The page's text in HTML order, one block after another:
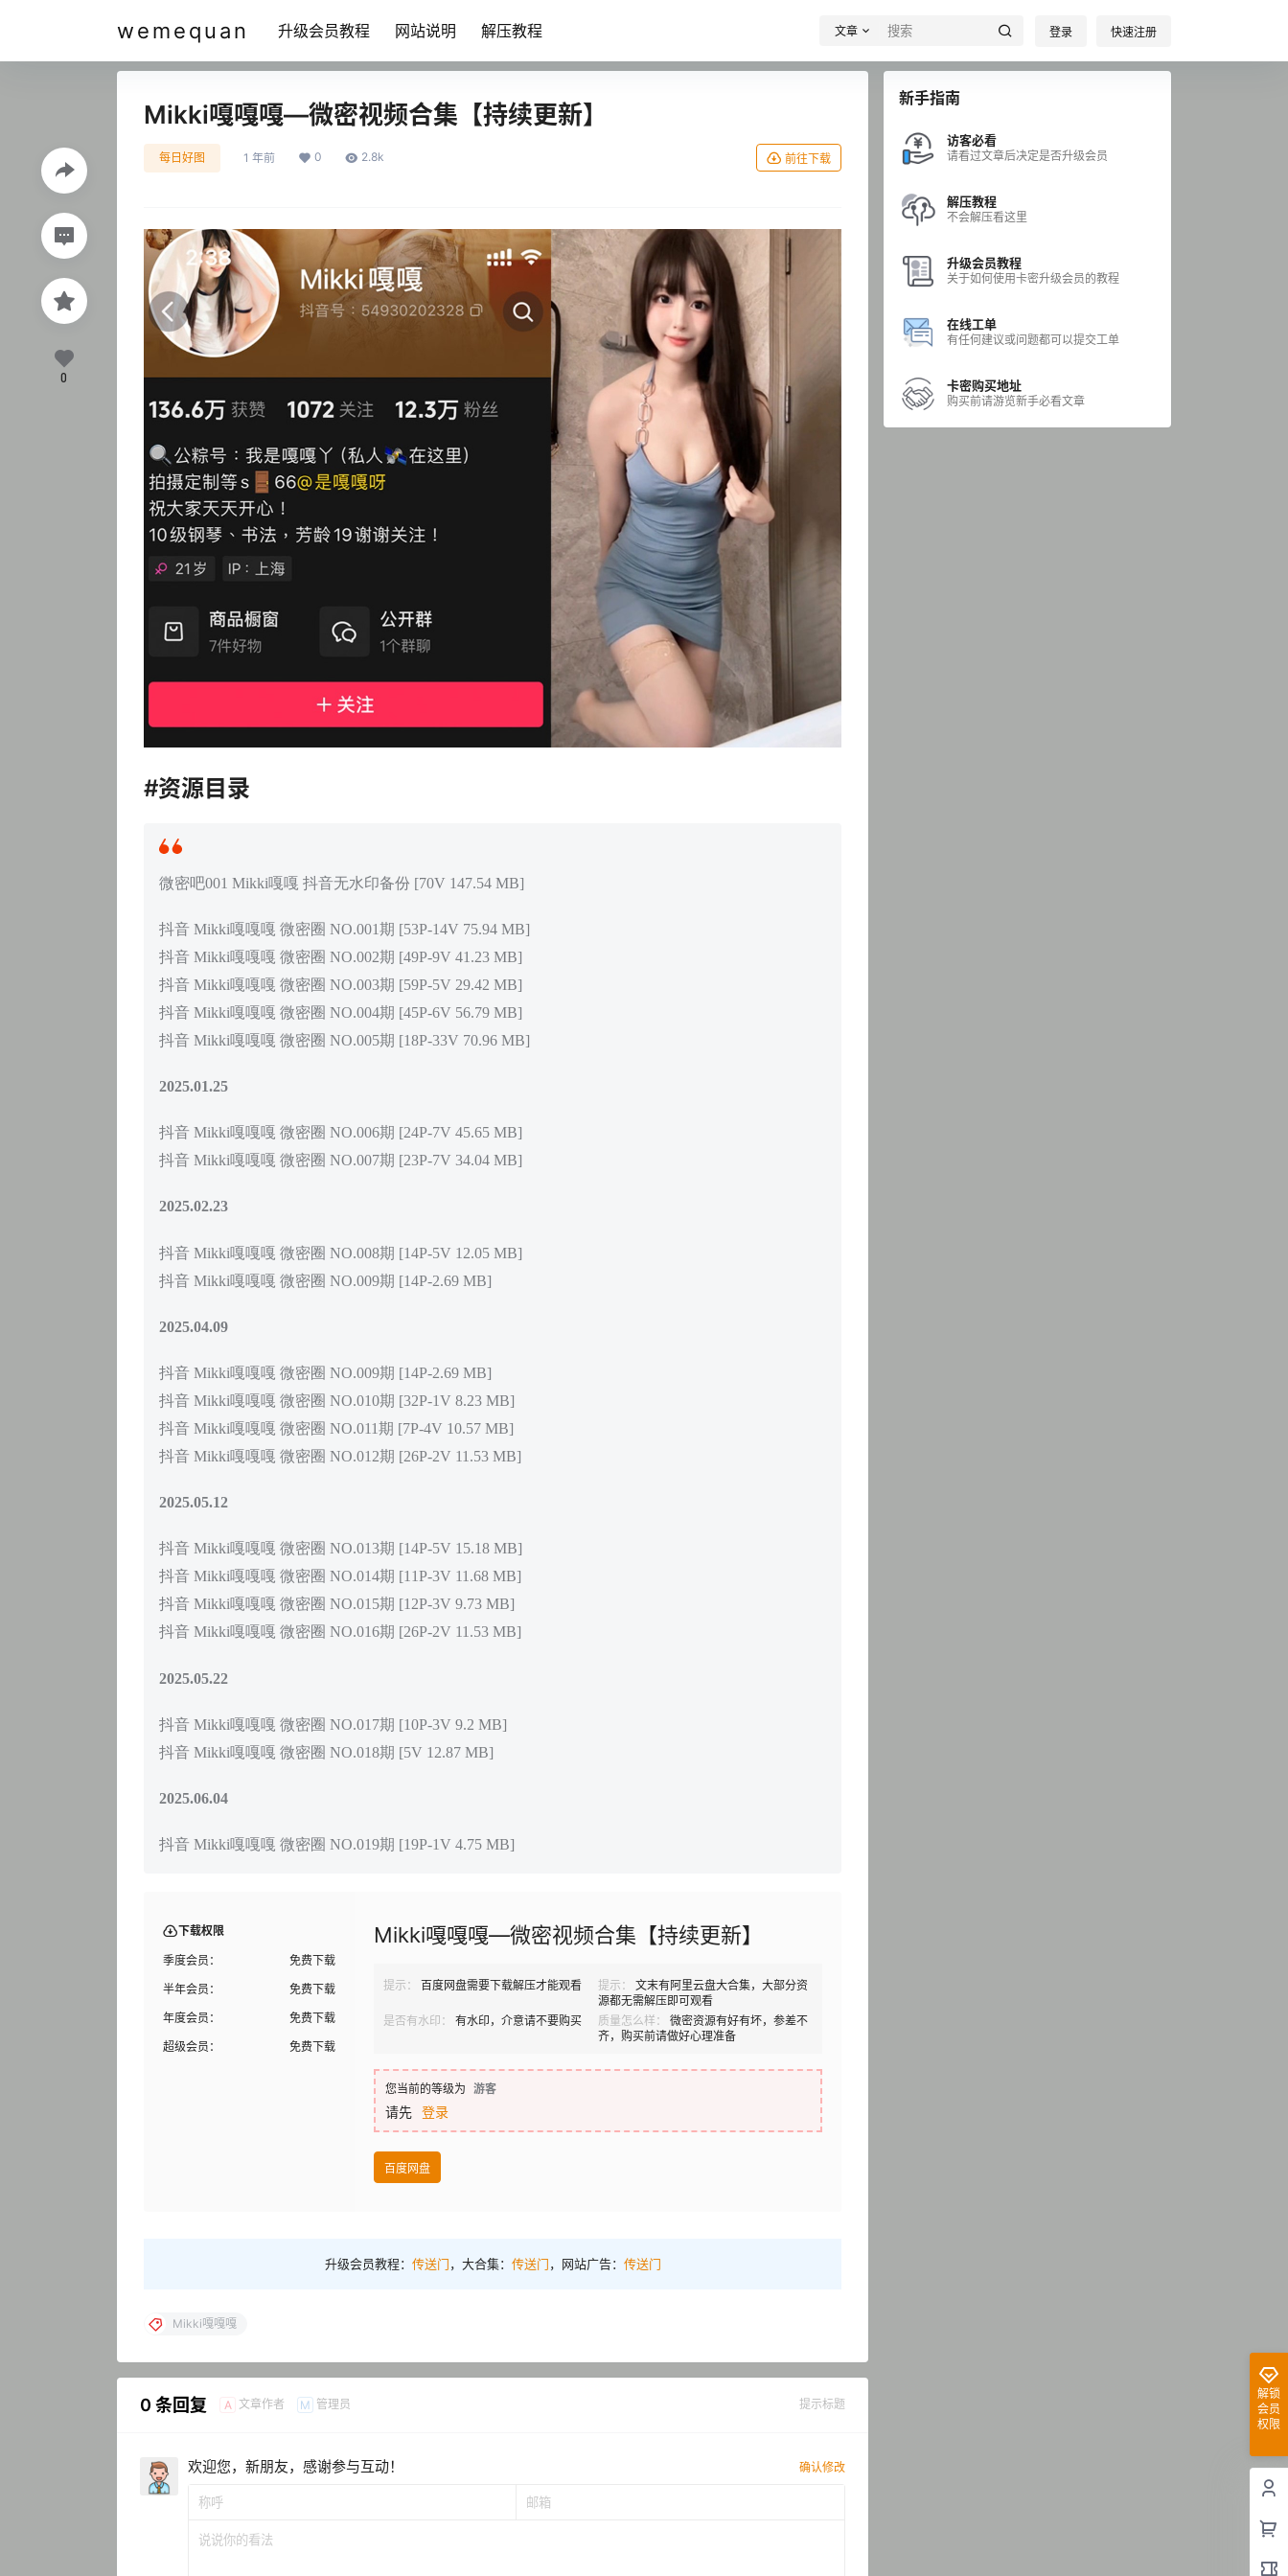
wemequan 升级会员教程 网站说明 解压教程 文章 登录 快速注册
Mikki嘎嘎嘎—微密视频合集【持续更新】
每日好图 1 年前 0 2.8k 前往下载
#资源目录
微密吧001 Mikki嘎嘎 抖音无水印备份 [70V 147.54 MB]
抖音 Mikki嘎嘎嘎 微密圈 NO.001期 [53P-14V 75.94 MB]
抖音 Mikki嘎嘎嘎 微密圈 NO.002期 [49P-9V 41.23 MB]
抖音 Mikki嘎嘎嘎 微密圈 NO.003期 [59P-5V 29.42 MB]
抖音 Mikki嘎嘎嘎 微密圈 NO.004期 [45P-6V 56.79 MB]
抖音 Mikki嘎嘎嘎 微密圈 NO.005期 [18P-33V 70.96 MB]
2025.01.25
抖音 Mikki嘎嘎嘎 微密圈 NO.006期 [24P-7V 45.65 MB]
抖音 Mikki嘎嘎嘎 微密圈 NO.007期 [23P-7V 34.04 MB]
2025.02.23
抖音 Mikki嘎嘎嘎 微密圈 NO.008期 [14P-5V 12.05 MB]
抖音 Mikki嘎嘎嘎 微密圈 NO.009期 [14P-2.69 MB]
2025.04.09
抖音 Mikki嘎嘎嘎 微密圈 NO.009期 [14P-2.69 MB]
抖音 Mikki嘎嘎嘎 微密圈 NO.010期 [32P-1V 8.23 MB]
抖音 Mikki嘎嘎嘎 微密圈 NO.011期 [7P-4V 10.57 MB]
抖音 Mikki嘎嘎嘎 微密圈 NO.012期 [26P-2V 11.53 MB]
2025.05.12
抖音 Mikki嘎嘎嘎 微密圈 NO.013期 [14P-5V 15.18 MB]
抖音 Mikki嘎嘎嘎 微密圈 NO.014期 [11P-3V 11.68 MB]
抖音 Mikki嘎嘎嘎 微密圈 NO.015期 [12P-3V 9.73 MB]
抖音 Mikki嘎嘎嘎 微密圈 NO.016期 [26P-2V 11.53 MB]
2025.05.22
抖音 Mikki嘎嘎嘎 微密圈 NO.017期 [10P-3V 9.2 MB]
抖音 Mikki嘎嘎嘎 微密圈 NO.018期 [5V 12.87 MB]
2025.06.04
抖音 Mikki嘎嘎嘎 微密圈 NO.019期 [19P-1V 4.75 MB]
下载权限
季度会员：
免费下载
半年会员：
免费下载
年度会员：
免费下载
超级会员：
免费下载
Mikki嘎嘎嘎—微密视频合集【持续更新】
提示： 百度网盘需要下载解压才能观看 提示：
文末有阿里云盘大合集，大部分资
源都无需解压即可观看
是否有水印：
有水印，介意请不要购买 质量怎么样：
微密资源有好有坏，参差不
齐，购买前请做好心理准备
您当前的等级为 游客
请先 登录
百度网盘
升级会员教程： 传送门，大合集： 传送门，网站广告： 传送门
0
Mikki嘎嘎嘎
0 条回复 A 文章作者 M 管理员 提示标题
欢迎您，新朋友，感谢参与互动！ 确认修改
新手指南
访客必看
请看过文章后决定是否升级会员
解压教程
不会解压看这里
升级会员教程
关于如何使用卡密升级会员的教程
在线工单
有任何建议或问题都可以提交工单
卡密购买地址
购买前请游览新手必看文章
解锁
会员
权限